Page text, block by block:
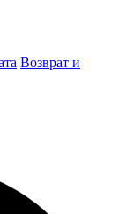
Возврат и